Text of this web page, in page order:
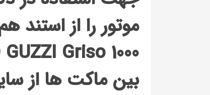
موتور را از استند
Griso 1000
بین ماکت ها از